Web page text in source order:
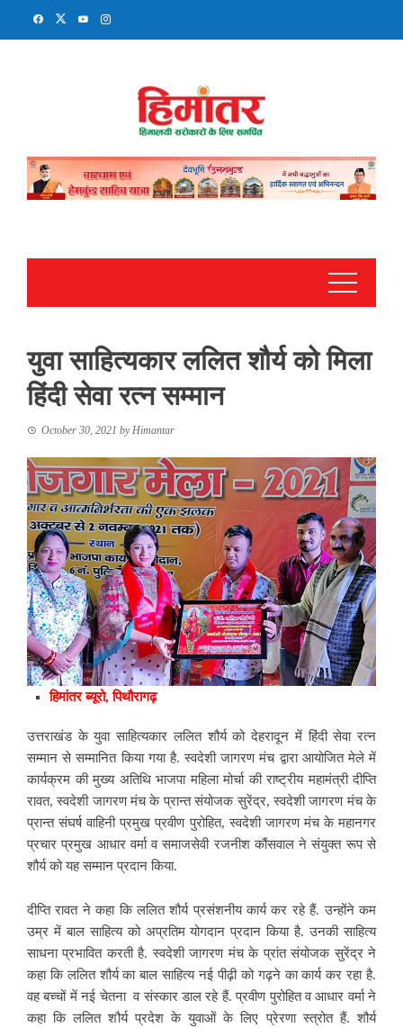
युवा साहित्यकार ललित शौर्य को मिला
हिंदी सेवा रत्न सम्मान
October 30, 2021 byHimantar
हिमांतर ब्यूरो, पिथौरागढ़
उत्तराखंड के युवा साहित्यकारललित शौर्यको देहरादून में हिंदी सेवा रत्न
सम्मान से सम्मानित किया गया है. स्वदेशी जागरण मंच द्वारा आयोजित मेले में
कार्यक्रम कीमुख्य अतिथि भाजपा महिला मोर्चा की राष्ट्रीय महामंत्री दीप्ति
रावत, स्वदेशी जागरण मंच के प्रान्त संयोजक सुरेंद्र, स्वदेशी जागरण मंच के
प्रान्त संघर्ष वाहिनी प्रमुख प्रवीण पुरोहित, स्वदेशी जागरण मंच के महानगर
प्रचार प्रमुख आधार वर्मा व समाजसेवी रजनीश कौंसवाल ने संयुक्त रूप से
शौर्य को यह सम्मान प्रदान किया.
दीप्ति रावत ने कहा कि ललित शौर्य प्रसंशनीय कार्य कर रहे हैं. उन्होंने कम
उम्र में बाल साहित्य को अप्रतिम योगदान प्रदान किया है. उनकी साहित्य
साधना प्रभावित करती है.स्वदेशी जागरण मंच के प्रांत संयोजक सुरेंद्र ने
कहा कि ललित शौर्य का बाल साहित्य नई पीढ़ी को गढ़ने का कार्य कर रहा है.
वह बच्चों में नई चेतना व संस्कार डाल रहे हैं. प्रवीण पुरोहित व आधार वर्मा ने
कहा कि ललित शौर्य प्रदेश के युवाओं के लिए प्रेरणा स्त्रोत हैं. शौर्य